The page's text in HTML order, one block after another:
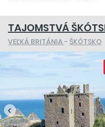
TAJOMSTVÁ
VEĽKÁ BRITÁNIA - ŠKÓTSKO